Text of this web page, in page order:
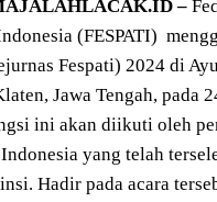
–
(FESPATI)
Fespati) 2024 di
Jawa Tengah, pada
ini akan diikuti oleh
yang telah
Hadir pada acara